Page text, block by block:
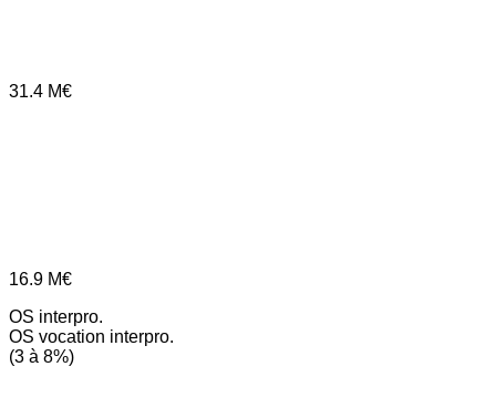
31.4 M€
16.9 M€
OS interpro.
OS vocation interpro.
(3 à 8%)